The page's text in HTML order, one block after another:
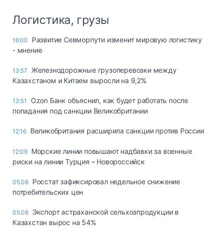
Логистика, грузы
16:00
Развитие Севморпути изменит мировую логистику
- мнение
13:57
Железнодорожные грузоперевозки между
Казахстаном и Китаем выросли на 9,2%
13:51
Ozon Банк объяснил, как будет работать после
попадания под санкции Великобритании
12:16 Великобритания расширила санкции против России
12:09 Морские линии повышают надбавки за военные
риски на линии Турция – Новороссийск
05.08 Росстат зафиксировал недельное снижение
потребительских цен
05.08 Экспорт астраханской сельхозпродукции в
Казахстан вырос на 54%